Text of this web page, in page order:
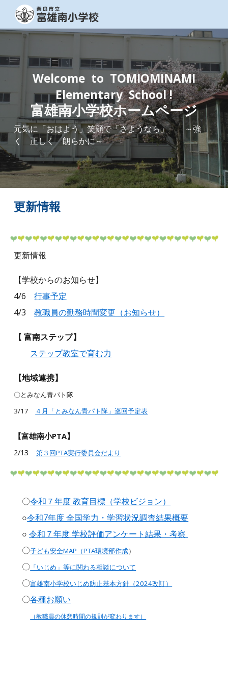
Skip to main content
Welcome to TOMIOMINAMI
Elementary School !
富雄南小学校ホームページ
元気に「おはよう」笑顔で「さようなら」 ～強
く 正しく 朗らかに～
更新情報
更新情報
【学校からのお知らせ】
4/6行事予定
4/3教職員の勤務時間変更（お知らせ）
【 富南ステップ】
ステップ教室で育む力
【地域連携】
〇とみなん青パト隊
3/17
４月「とみなん青パト隊」巡回予定表
【富雄南小PTA】
2/13第３回PTA実行委員会だより
〇令和７年度 教育目標（学校ビジョン）
○令和7年度 全国学力・学習状況調査結果概要
○令和 ７年度 学校評価アンケート結果・考察
〇子ども安全MAP（PTA環境部作成）
〇 「いじめ」等に関わる相談について
〇富雄南小学校いじめ防止基本方針（2024改訂）
〇各種お願い
（教職員の休憩時間の規則が変わります）